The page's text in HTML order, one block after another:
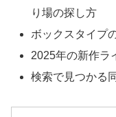
り場の探し方
ボックスタイプ
2025年の新作ラ
検索で見つかる